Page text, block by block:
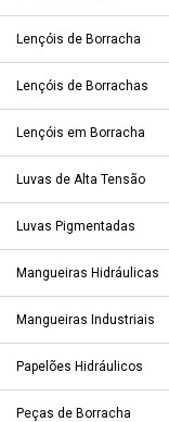
Lençóis de Borracha
Lençóis de Borrachas
Lençóis em Borracha
Luvas de Alta Tensão
Luvas Pigmentadas
Mangueiras Hidráulicas
Mangueiras Industriais
Papelões Hidráulicos
Peças de Borracha